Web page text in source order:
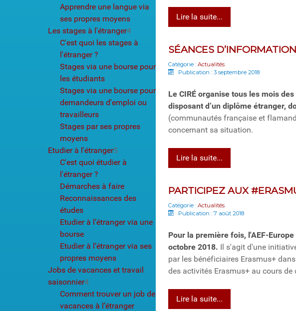
Apprendre une langue via
ses propres moyens
Les stages à l'étranger4
C'est quoi les stages à
l'étranger ?
Stages via une bourse pour
les étudiants
Stages via une bourse pour
demandeurs d'emploi ou
travailleurs
Stages par ses propres
moyens
Etudier à l'étranger5
C'est quoi étudier à
l'étranger ?
Démarches à faire
Reconnaissances des
études
Etudier à l’étranger via une
bourse
Etudier à l’étranger via ses
propres moyens
Jobs de vacances et travail
saisonnier4
Comment trouver un job de
vacances à l’étranger
Lire la suite...
SÉANCES
Catégorie : Actualités
Publication : 3 septembre 2018
Le CIRÉ organise tous les mois
disposant d’un diplôme étranger,
(communautés française et
concernant sa situation.
Lire la suite...
PARTICIPEZ AUX
Catégorie : Actualités
Publication : 7 août 2018
Pour la première fois, l'AEF-
octobre 2018. Il s'agit d'une
par les bénéficiaires Erasmus+
des activités Erasmus+ au cours
Lire la suite...